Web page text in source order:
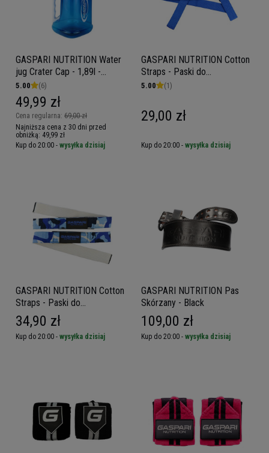
GASPARI NUTRITION Water
jug Crater Cap - 1,89l -
Kanister, bidon, butelka na
wodę
5.00 (6)
Cena regularna: 69,00 zł
49,99 zł
Najniższa cena z 30 dni przed
obniżką: 49,99 zł
Kup do 20:00 - wysyłka dzisiaj
GASPARI NUTRITION Cotton
Straps - Paski do
podnoszenia ciężarów
5.00 (1)
29,00 zł
Kup do 20:00 - wysyłka dzisiaj
GASPARI NUTRITION Cotton
Straps - Paski do
podnoszenia ciężarów
34,90 zł
Kup do 20:00 - wysyłka dzisiaj
GASPARI NUTRITION Pas
Skórzany - Black
109,00 zł
Kup do 20:00 - wysyłka dzisiaj